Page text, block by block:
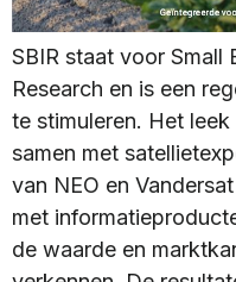
SBIR staat voor Small
Research en is een
te stimuleren. Het
samen met
van NEO en
met
de waarde en